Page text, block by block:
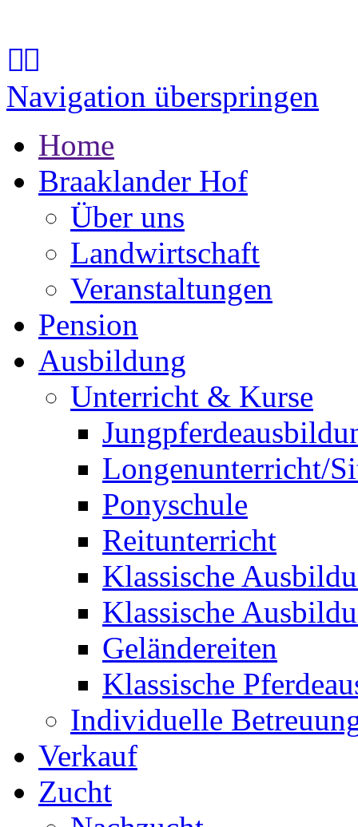
Navigation überspringen
Home
Braaklander Hof
Über uns
Landwirtschaft
Veranstaltungen
Pension
Ausbildung
Unterricht & Kurse
Longenunterricht/
Ponyschule
Reitunterricht
Klassische
Klassische
Geländereiten
Klassische
Individuelle
Verkauf
Zucht